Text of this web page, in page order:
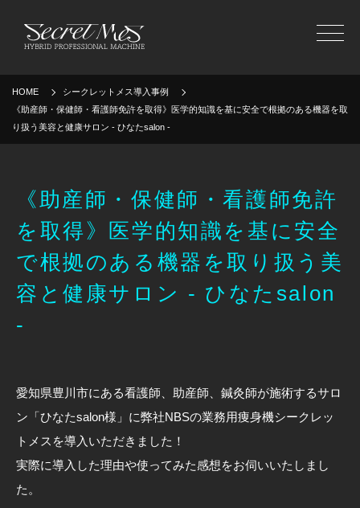
HOME
シークレットメス導入事例
《助産師・保健師・看護師免許を取得》医学的知識を基に安全で根拠のある機器を取
り扱う美容と健康サロン - ひなたsalon -
《助産師・保健師・看護師免許
を取得》医学的知識を基に安全
で根拠のある機器を取り扱う美
容と健康サロン - ひなたsalon
-
愛知県豊川市にある看護師、助産師、鍼灸師が施術するサロ
ン「ひなたsalon様」に弊社NBSの業務用痩身機シークレッ
トメスを導入いただきました！
実際に導入した理由や使ってみた感想をお伺いいたしまし
た。